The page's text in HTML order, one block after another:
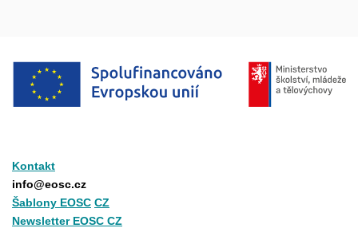
Kontakt
info@eosc.cz
Šablony EOSC CZ
Newsletter EOSC CZ